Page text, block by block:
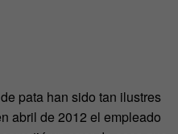
pata han sido tan ilustres
abril de 2012 el empleado